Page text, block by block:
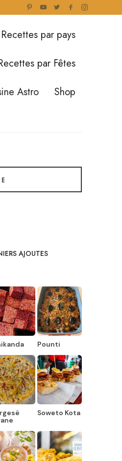
Recettes par pays
par Fêtes
Astro Shop
AJOUTES
Pounti
Soweto Kota